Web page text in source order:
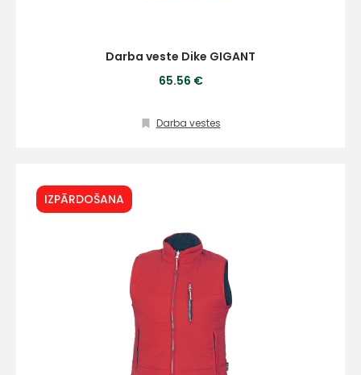
Darba veste Dike GIGANT
65.56 €
Darba vestes
IZPĀRDOŠANA